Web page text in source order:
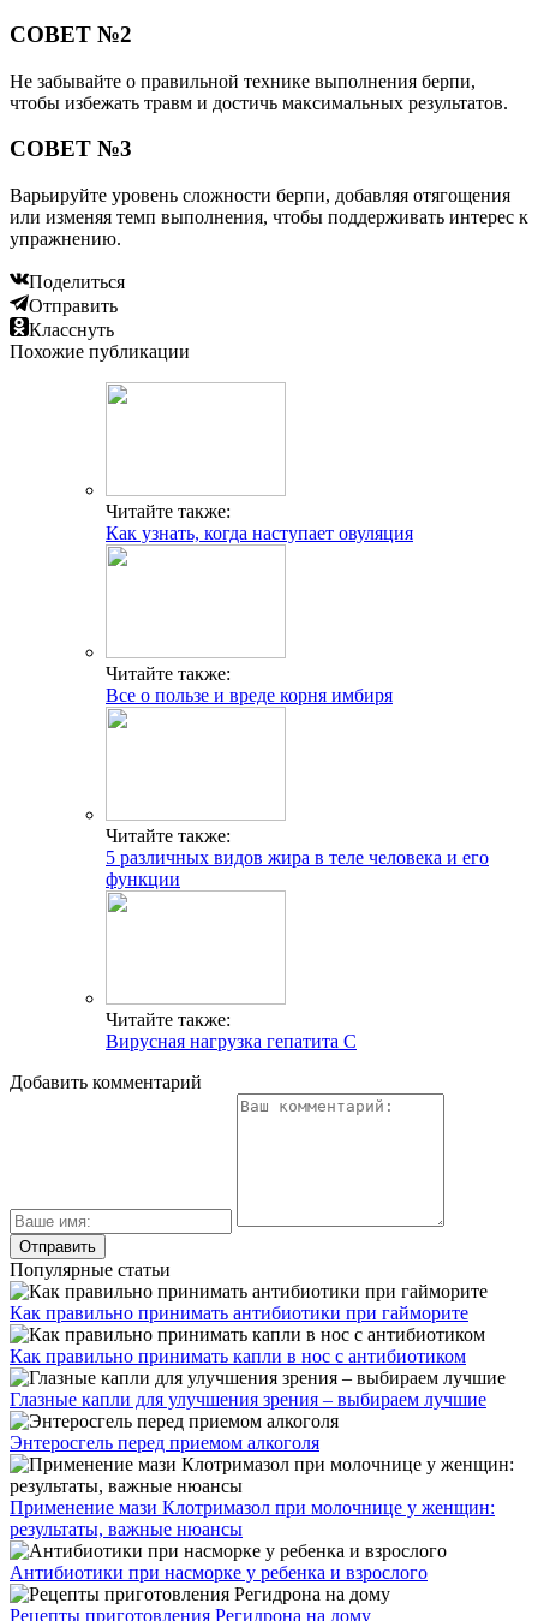
СОВЕТ №2
Не забывайте о правильной технике выполнения берпи,
чтобы избежать травм и достичь максимальных результатов.
СОВЕТ №3
Варьируйте уровень сложности берпи, добавляя отягощения
или изменяя темп выполнения, чтобы поддерживать интерес к
упражнению.
Поделиться
Отправить
Класснуть
Похожие публикации
Читайте также:
Как узнать, когда наступает овуляция
Читайте также:
Все о пользе и вреде корня имбиря
Читайте также:
5 различных видов жира в теле человека и его
функции
Читайте также:
Вирусная нагрузка гепатита С
Добавить комментарий
Популярные статьи
Как правильно принимать антибиотики при гайморите
Как правильно принимать капли в нос с антибиотиком
Глазные капли для улучшения зрения – выбираем лучшие
Энтеросгель перед приемом алкоголя
Применение мази Клотримазол при молочнице у женщин:
результаты, важные нюансы
Антибиотики при насморке у ребенка и взрослого
Рецепты приготовления Регидрона на дому